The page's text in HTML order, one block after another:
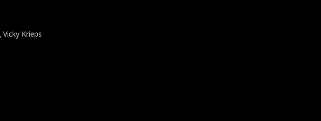
,Vicky Krieps